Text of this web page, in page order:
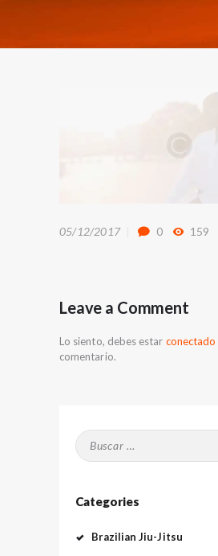
05/12/2017 0 159
Leave a Comment
Lo siento, debes estar conectado
comentario.
Buscar:
Categories
Brazilian Jiu-Jitsu